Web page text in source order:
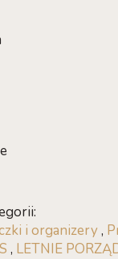
i organizery,
, LETNIE